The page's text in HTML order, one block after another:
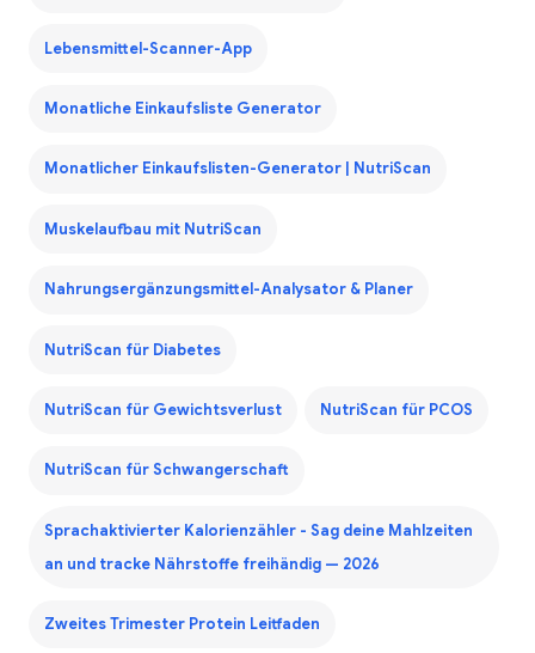
Lebensmittel-Scanner-App
Monatliche Einkaufsliste Generator
Monatlicher Einkaufslisten-Generator | NutriScan
Muskelaufbau mit NutriScan
Nahrungsergänzungsmittel-Analysator & Planer
NutriScan für Diabetes
NutriScan für Gewichtsverlust NutriScan für PCOS
NutriScan für Schwangerschaft
Sprachaktivierter Kalorienzähler - Sag deine Mahlzeiten
an und tracke Nährstoffe freihändig — 2026
Zweites Trimester Protein Leitfaden